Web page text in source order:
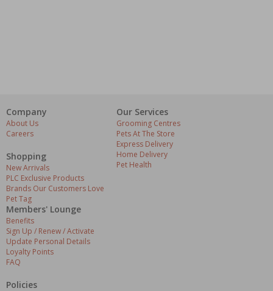
Company
About Us
Careers
Shopping
New Arrivals
PLC Exclusive Products
Brands Our Customers Love
Pet Tag
Our Services
Grooming Centres
Pets At The Store
Express Delivery
Home Delivery
Pet Health
Members' Lounge
Benefits
Sign Up / Renew / Activate
Update Personal Details
Loyalty Points
FAQ
Policies